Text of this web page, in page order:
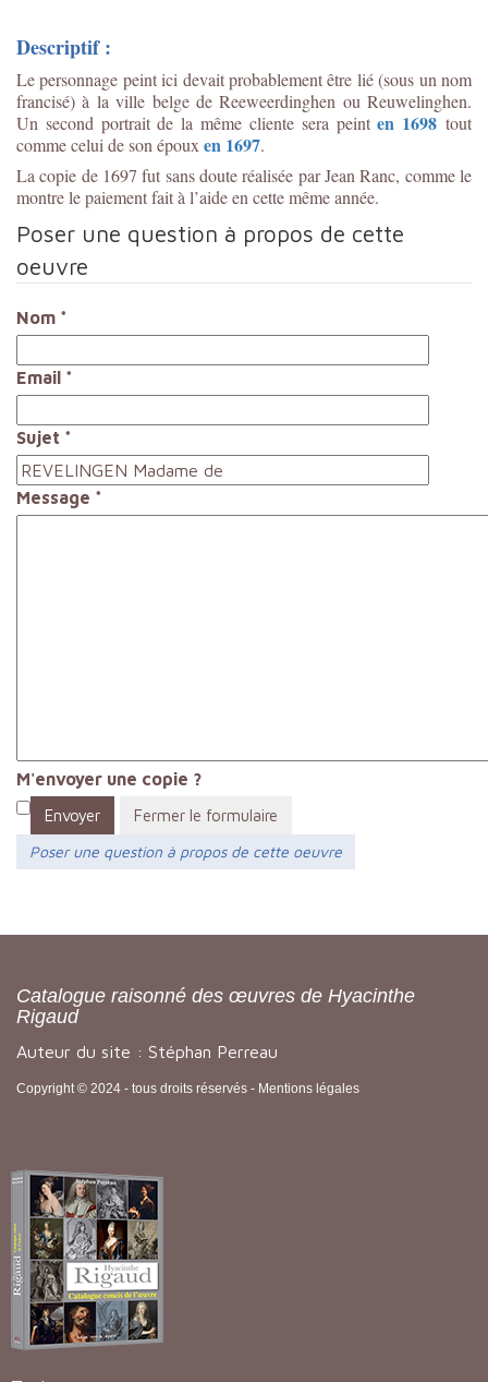
Descriptif :
Le personnage peint ici devait probablement être lié (sous un nom
francisé) à la ville belge de Reeweerdinghen ou Reuwelinghen.
Un second portrait de la même cliente sera peinten 1698 tout
comme celui de son époux en 1697.
La copie de 1697 fut sans doute réalisée par Jean Ranc, comme le
montre le paiement fait à l’aide en cette même année.
Poser une question à propos de cette
oeuvre
Nom *
Email *
Sujet *
Message *
M'envoyer une copie ?
Envoyer
Fermer le formulaire
Poser une question à propos de cette oeuvre
Catalogue raisonné des œuvres de Hyacinthe
Rigaud
Auteur du site : Stéphan Perreau
Copyright © 2024 - tous droits réservés - Mentions légales